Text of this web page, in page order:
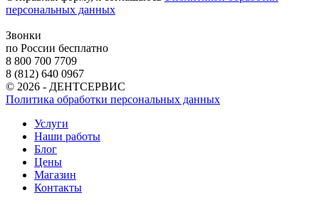
персональных данных
Звонки
по России бесплатно
8 800 700 7709
8 (812) 640 0967
© 2026 - ДЕНТСЕРВИС
Политика обработки персональных данных
Услуги
Наши работы
Блог
Цены
Магазин
Контакты